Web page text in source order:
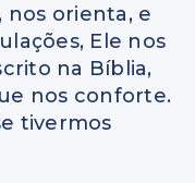
nos orienta, e
Ele nos
na Bíblia,
nos conforte.
tivermos